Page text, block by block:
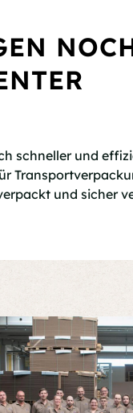
schneller und
und sicher